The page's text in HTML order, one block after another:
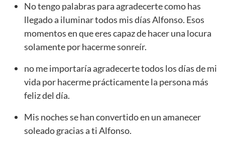
No tengo palabras para agradecerte como has
llegado a iluminar todos mis días Alfonso. Esos
momentos en que eres capaz de hacer una locura
solamente por hacerme sonreír.
no me importaría agradecerte todos los días de mi
vida por hacerme prácticamente la persona más
feliz del día.
Mis noches se han convertido en un amanecer
soleado gracias a ti Alfonso.